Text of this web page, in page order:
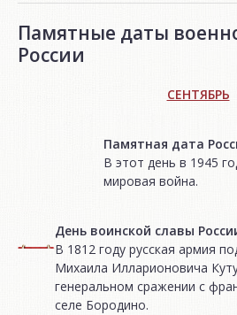
Памятные даты
России
СЕНТЯБРЬ
Памятная дата
В этот день в 1945
мировая война.
День воинской славы
В 1812 году русская армия
Михаила Илларионовича
генеральном сражении с
селе Бородино.